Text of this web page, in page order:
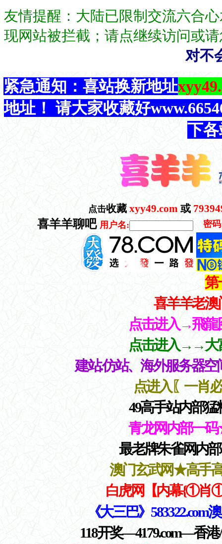
友情提醒：大陆已限制交流六合
现网站被拦截；请点继续访问或
对不